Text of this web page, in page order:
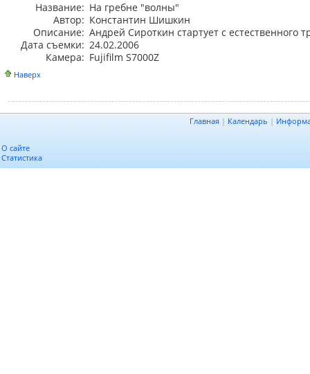
Название: На гребне "волны"
Автор: Константин Шишкин
Описание: Андрей Сироткин стартует с
Дата съемки: 24.02.2006
Камера: Fujifilm S7000Z
Наверх
Главная | Календарь |
О сайте
Статистика